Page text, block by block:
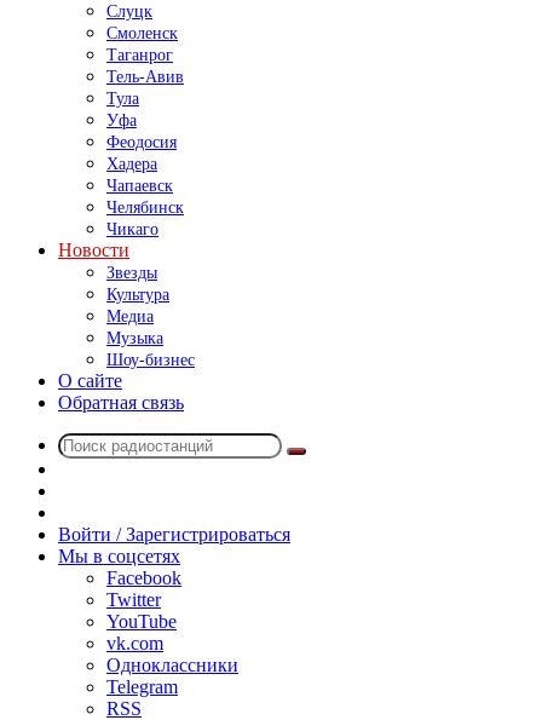
Слуцк
Смоленск
Таганрог
Тель-Авив
Тула
Уфа
Феодосия
Хадера
Чапаевск
Челябинск
Чикаго
Новости
Звезды
Культура
Медиа
Музыка
Шоу-бизнес
О сайте
Обратная связь
Поиск
радио
Войти / Зарегистрироваться
Мы в соцсетях
Facebook
Twitter
YouTube
vk.com
Одноклассники
Telegram
RSS